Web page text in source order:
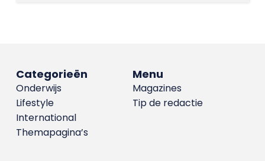
Menu
Magazines
Tip de redactie
Categorieën
Onderwijs
Lifestyle
International
Themapagina’s